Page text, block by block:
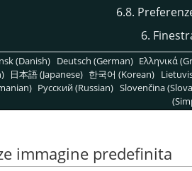
6.8.
6.
(Danish) Deutsch (German) Ελληνικά
日本語 (Japanese) 한국어 (Korean)
Pусский (Russian) Slovenčina
immagine predefinita